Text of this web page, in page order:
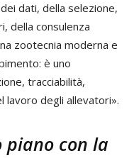
dati, della selezione,
della consulenza
zootecnia moderna e
è uno
tracciabilità,
lavoro degli allevatori».
piano con la